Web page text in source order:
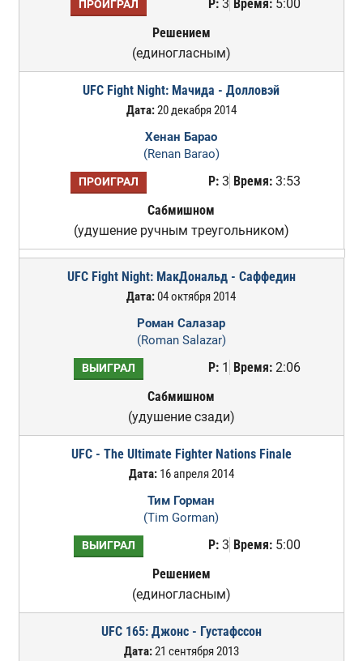
ПРОИГРАЛ Р:3 Время:5:00
Решением
(единогласным)
UFC Fight Night: Мачида - Долловэй
Дата:20 декабря 2014
Хенан Барао
(Renan Barao)
ПРОИГРАЛ Р:3 Время:3:53
Сабмишном
(удушение ручным треугольником)
UFC Fight Night: МакДональд - Саффедин
Дата:04 октября 2014
Роман Салазар
(Roman Salazar)
ВЫИГРАЛ Р:1 Время:2:06
Сабмишном
(удушение сзади)
UFC - The Ultimate Fighter Nations Finale
Дата:16 апреля 2014
Тим Горман
(Tim Gorman)
ВЫИГРАЛ Р:3 Время:5:00
Решением
(единогласным)
UFC 165: Джонс - Густафссон
Дата:21 сентября 2013